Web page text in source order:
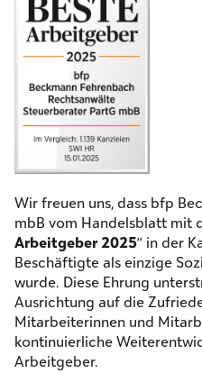
Wir freuen uns, dass bfp
mbB vom Handelsblatt mit
Arbeitgeber 2025“ in der
Beschäftigte als einzige
wurde. Diese Ehrung
Ausrichtung auf die
Mitarbeiterinnen und
kontinuierliche
Arbeitgeber.